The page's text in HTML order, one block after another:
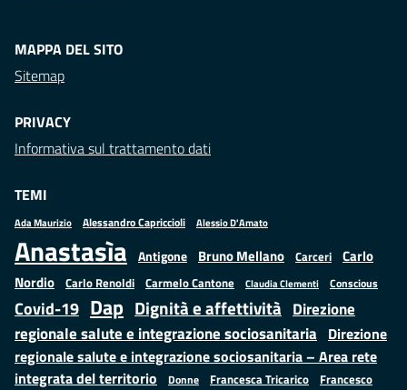
MAPPA DEL SITO
Sitemap
PRIVACY
Informativa sul trattamento dati
TEMI
Ada Maurizio Alessandro Capriccioli Alessio D'Amato
Anastasìa Antigone Bruno Mellano Carceri
Carlo
Nordio Carlo Renoldi Carmelo Cantone Claudia Clementi Conscious
Covid-19 Dap Dignità e affettività Direzione
regionale salute e integrazione sociosanitaria Direzione
regionale salute e integrazione sociosanitaria – Area rete
integrata del territorio
Donne Francesca Tricarico
Francesco